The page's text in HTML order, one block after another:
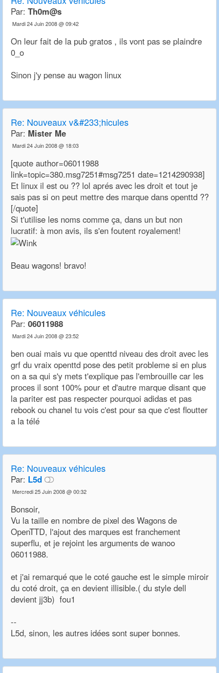
Par: Th0m@s
Mardi 24 Juin 2008 @ 09:42
On leur fait de la pub gratos , ils vont pas se plaindre
0_o
Sinon j'y pense au wagon linux
Re: Nouveaux v&#233;hicules
Par: Mister Me
Mardi 24 Juin 2008 @ 18:03
[quote author=06011988
link=topic=380.msg7251#msg7251 date=1214290938]
Et linux il est ou ?? lol aprés avec les droit et tout je
sais pas si on peut mettre des marque dans openttd ??
[/quote]
Si t'utilise les noms comme ça, dans un but non
lucratif: à mon avis, ils s'en foutent royalement!
Beau wagons! bravo!
Re: Nouveaux véhicules
Par: 06011988
Mardi 24 Juin 2008 @ 23:52
ben ouai mais vu que openttd niveau des droit avec les
grf du vraix openttd pose des petit probleme si en plus
on a sa qui s'y mets t'explique pas l'embrouille car les
proces il sont 100% pour et d'autre marque disant que
la pariter est pas respecter pourquoi adidas et pas
rebook ou chanel tu vois c'est pour sa que c'est floutter
a la télé
Re: Nouveaux véhicules
Par: L5d
Mercredi 25 Juin 2008 @ 00:32
Bonsoir,
Vu la taille en nombre de pixel des Wagons de
OpenTTD, l'ajout des marques est franchement
superflu, et je rejoint les arguments de wanoo
06011988.
et j'ai remarqué que le coté gauche est le simple miroir
du coté droit, ça en devient illisible.( du style dell
devient jj3b) fou1
--
L5d, sinon, les autres idées sont super bonnes.